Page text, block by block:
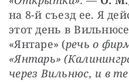
на 8-й съезд ее. Я
этот день в
«Янтаре» (речь о
«Янтарь»
через Вильнюс, и в